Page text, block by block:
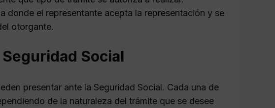
donde el representante acepta la representación y se
otorgante.
Social
presentar ante la Seguridad Social. Cada una de
de la naturaleza del trámite que se desee